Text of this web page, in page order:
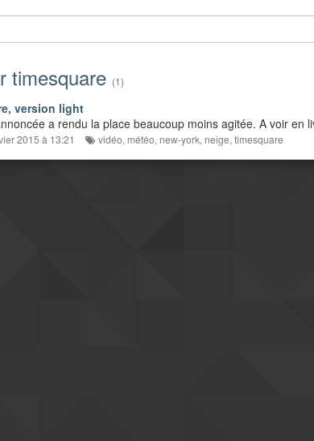
timesquare (1)
version light
a rendu la place beaucoup moins agitée. A voir en
2015 à 13:21 vidéo, météo, new-york, neige, timesquare